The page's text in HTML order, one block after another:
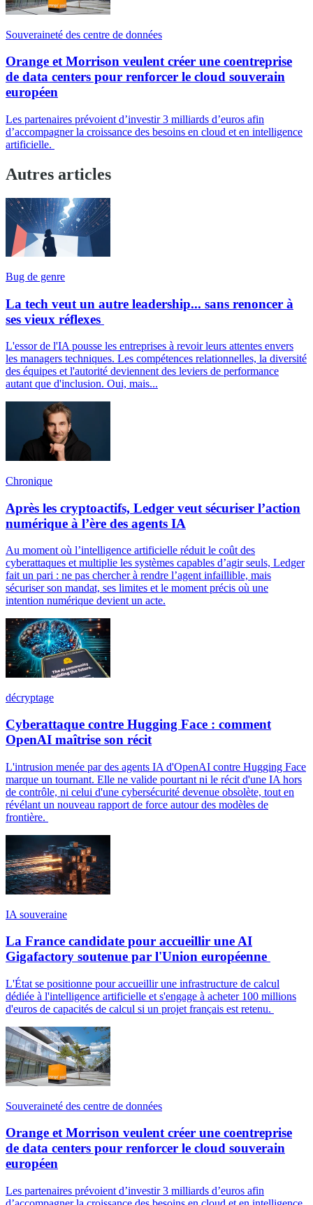
Souveraineté des centre de données
Orange et Morrison veulent créer une coentreprise
de data centers pour renforcer le cloud souverain
européen
Les partenaires prévoient d’investir 3 milliards d’euros afin
d’accompagner la croissance des besoins en cloud et en intelligence
artificielle.
Autres articles
Bug de genre
La tech veut un autre leadership... sans renoncer à
ses vieux réflexes
L'essor de l'IA pousse les entreprises à revoir leurs attentes envers
les managers techniques. Les compétences relationnelles, la diversité
des équipes et l'autorité deviennent des leviers de performance
autant que d'inclusion. Oui, mais...
Chronique
Après les cryptoactifs, Ledger veut sécuriser l’action
numérique à l’ère des agents IA
Au moment où l’intelligence artificielle réduit le coût des
cyberattaques et multiplie les systèmes capables d’agir seuls, Ledger
fait un pari : ne pas chercher à rendre l’agent infaillible, mais
sécuriser son mandat, ses limites et le moment précis où une
intention numérique devient un acte.
décryptage
Cyberattaque contre Hugging Face : comment
OpenAI maîtrise son récit
L'intrusion menée par des agents IA d'OpenAI contre Hugging Face
marque un tournant. Elle ne valide pourtant ni le récit d'une IA hors
de contrôle, ni celui d'une cybersécurité devenue obsolète, tout en
révélant un nouveau rapport de force autour des modèles de
frontière.
IA souveraine
La France candidate pour accueillir une AI
Gigafactory soutenue par l'Union européenne
L'État se positionne pour accueillir une infrastructure de calcul
dédiée à l'intelligence artificielle et s'engage à acheter 100 millions
d'euros de capacités de calcul si un projet français est retenu.
Souveraineté des centre de données
Orange et Morrison veulent créer une coentreprise
de data centers pour renforcer le cloud souverain
européen
Les partenaires prévoient d’investir 3 milliards d’euros afin